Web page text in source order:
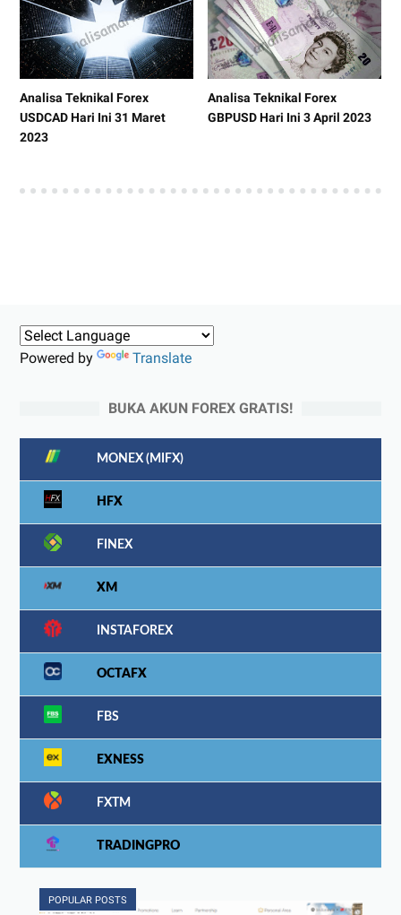
Analisa Teknikal Forex
USDCAD Hari Ini 31 Maret
2023
Analisa Teknikal Forex
GBPUSD Hari Ini 3 April 2023
Powered by Translate
BUKA AKUN FOREX GRATIS!
MONEX (MIFX)
HFX
FINEX
XM
INSTAFOREX
OCTAFX
FBS
EXNESS
FXTM
TRADINGPRO
POPULAR POSTS